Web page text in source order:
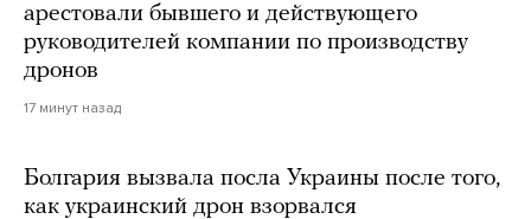
арестовали бывшего и действующего
руководителей компании по производству
дронов
17 минут назад
Болгария вызвала посла Украины после того,
как украинский дрон взорвался